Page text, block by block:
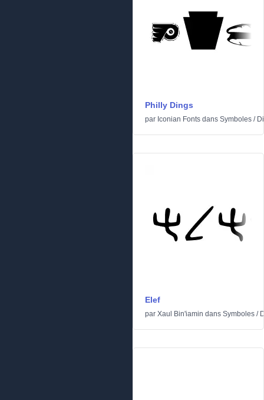
Philly Dings
par Iconian Fonts dans Symboles /
Elef
par Xaul Bin'iamin dans Symboles /